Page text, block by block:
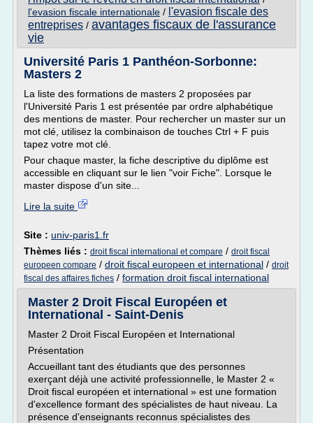
l'evasion fiscale internationale / l'evasion fiscale des
entreprises / avantages fiscaux de l'assurance
vie
Université Paris 1 Panthéon-Sorbonne:
Masters 2
La liste des formations de masters 2 proposées par
l'Université Paris 1 est présentée par ordre alphabétique
des mentions de master. Pour rechercher un master sur un
mot clé, utilisez la combinaison de touches Ctrl + F puis
tapez votre mot clé.
Pour chaque master, la fiche descriptive du diplôme est
accessible en cliquant sur le lien "voir Fiche". Lorsque le
master dispose d'un site...
Lire la suite
Site : univ-paris1.fr
Thèmes liés : droit fiscal international et compare / droit fiscal
europeen compare / droit fiscal europeen et international / droit
fiscal des affaires fiches / formation droit fiscal international
Master 2 Droit Fiscal Européen et
International - Saint-Denis
Master 2 Droit Fiscal Européen et International
Présentation
Accueillant tant des étudiants que des personnes
exerçant déjà une activité professionnelle, le Master 2 «
Droit fiscal européen et international » est une formation
d'excellence formant des spécialistes de haut niveau. La
présence d'enseignants reconnus spécialistes des